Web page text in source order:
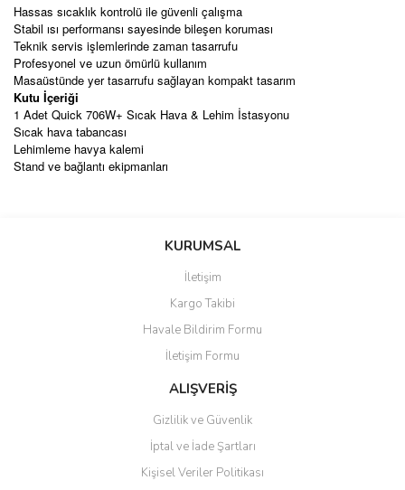
Hassas sıcaklık kontrolü ile güvenli çalışma
Stabil ısı performansı sayesinde bileşen koruması
Teknik servis işlemlerinde zaman tasarrufu
Profesyonel ve uzun ömürlü kullanım
Masaüstünde yer tasarrufu sağlayan kompakt tasarım
Kutu İçeriği
1 Adet Quick 706W+ Sıcak Hava & Lehim İstasyonu
Sıcak hava tabancası
Lehimleme havya kalemi
Stand ve bağlantı ekipmanları
Bu ürüne ilk yorumu siz yapın!
Ürün resmi kalitesiz, bozuk veya görüntülenemiyor.
Ürün açıklamasında eksik bilgiler bulunuyor.
Ürün bilgilerinde hatalar bulunuyor.
Ürün fiyatı diğer sitelerden daha pahalı.
KURUMSAL
İletişim
Kargo Takibi
Havale Bildirim Formu
İletişim Formu
ALIŞVERİŞ
Gizlilik ve Güvenlik
İptal ve İade Şartları
Kişisel Veriler Politikası